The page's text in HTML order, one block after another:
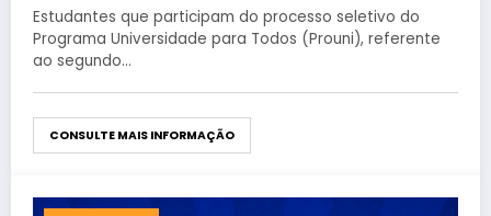
Estudantes que participam do processo seletivo do
Programa Universidade para Todos (Prouni), referente
ao segundo…
CONSULTE MAIS INFORMAÇÃO